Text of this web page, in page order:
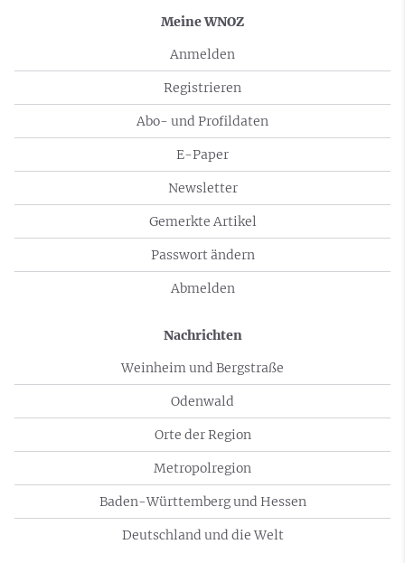
Meine WNOZ
Anmelden
Registrieren
Abo- und Profildaten
E-Paper
Newsletter
Gemerkte Artikel
Passwort ändern
Abmelden
Nachrichten
Weinheim und Bergstraße
Odenwald
Orte der Region
Metropolregion
Baden-Württemberg und Hessen
Deutschland und die Welt